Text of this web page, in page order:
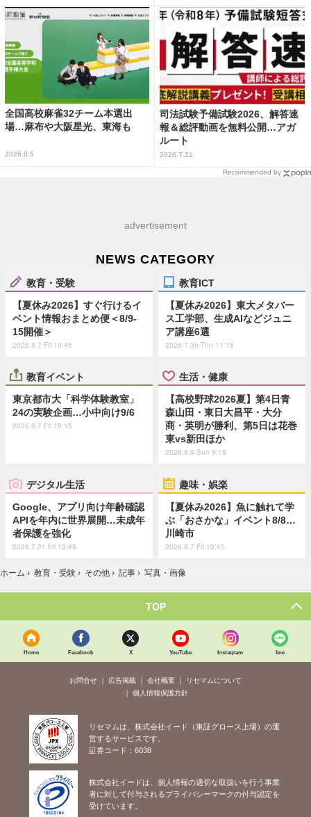
全国高校麻雀32チーム本選出
場…麻布や大阪星光、東海も
2026.8.5
司法試験予備試験2026、解答速
報＆総評動画を無料公開…アガ
ルート
2026.7.21
Recommended by
advertisement
NEWS CATEGORY
教育・受験
【夏休み2026】すぐ行けるイ
ベント情報おまとめ便＜8/9-
15開催＞
2026.8.7 Fri 19:45
教育ICT
【夏休み2026】東大メタバー
ス工学部、生成AIなどジュニ
ア講座6選
2026.7.30 Thu 11:15
教育イベント
東京都市大「科学体験教室」
24の実験企画…小中向け9/6
2026.8.7 Fri 18:15
生活・健康
【高校野球2026夏】第4日青
森山田・東日大昌平・大分
商・英明が勝利、第5日は花巻
東vs新田ほか
2026.8.9 Sun 9:15
デジタル生活
Google、アプリ向け年齢確認
APIを年内に世界展開…未成年
者保護を強化
2026.7.31 Fri 13:45
趣味・娯楽
【夏休み2026】魚に触れて学
ぶ「おさかな」イベント8/8…
川崎市
2026.8.7 Fri 10:45
ホーム › 教育・受験 › その他 › 記事 › 写真・画像
TOP
Home Facebook X YouTube Instagram line
お問合せ 広告掲載 会社概要
リセマムについて
個人情報保護方針
リセマムは、株式会社イード（東証グロース上場）の運
営するサービスです。
証券コード：6038
株式会社イードは、個人情報の適切な取扱いを行う事業
者に対して付与されるプライバシーマークの付与認定を
受けています。